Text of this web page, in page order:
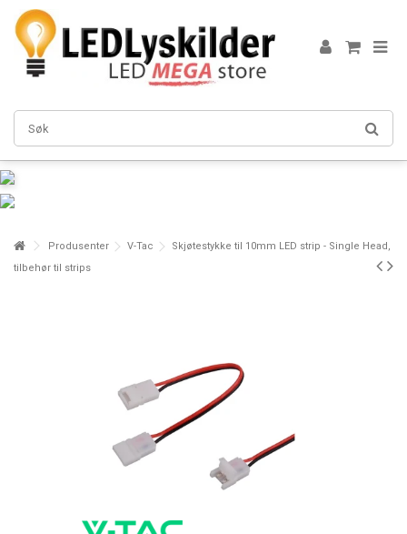
Produsenter V-Tac
Skjøtestykke til 10mm LED strip - Single Head,
tilbehør til strips